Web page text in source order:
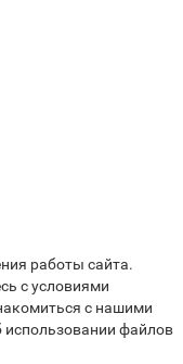
работы сайта.
с условиями
с нашими
файлов